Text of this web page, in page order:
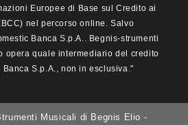
Europee di Base sul Credito ai
nel percorso online. Salvo
Banca S.p.A.. Begnis-strumenti
opera quale intermediario del credito
S.p.A., non in esclusiva."
Musicali di Begnis Elio -